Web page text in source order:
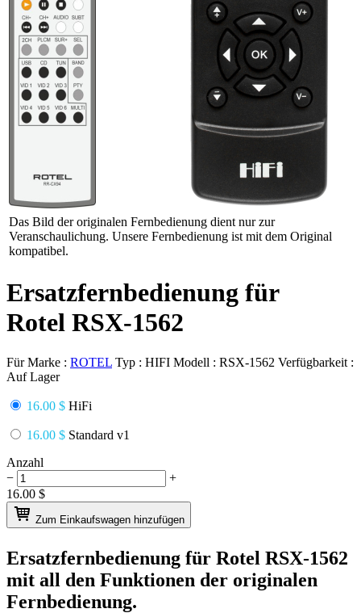
Das Bild der originalen Fernbedienung dient nur zur
Veranschaulichung. Unsere Fernbedienung ist mit dem Original
kompatibel.
Ersatzfernbedienung für
Rotel RSX-1562
Für Marke : ROTEL Typ : HIFI Modell : RSX-1562 Verfügbarkeit :
Auf Lager
16.00 $ HiFi
16.00 $ Standard v1
Anzahl
−
+
16.00 $
Zum Einkaufswagen hinzufügen
Ersatzfernbedienung für Rotel RSX-1562
mit all den Funktionen der originalen
Fernbedienung.